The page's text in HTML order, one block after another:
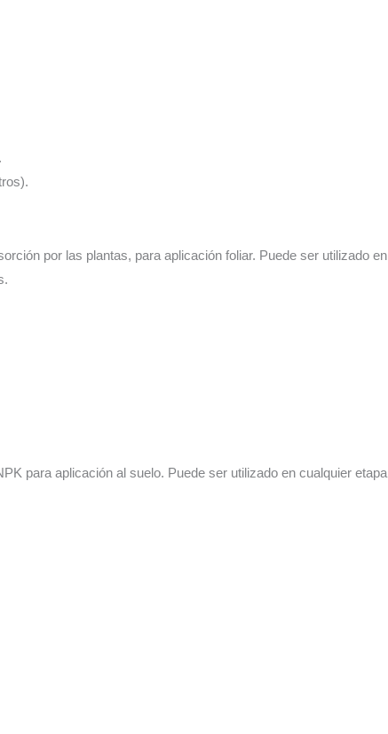
por las plantas, para aplicación foliar. Puede ser utilizado en
para aplicación al suelo. Puede ser utilizado en cualquier etapa